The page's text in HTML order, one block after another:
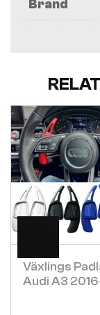
Brand
Växlings
Audi A3
Visa